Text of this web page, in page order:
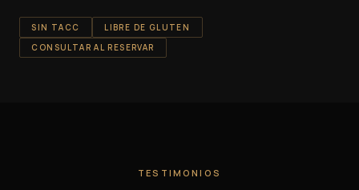
SIN TACC
LIBRE DE GLUTEN
CONSULTAR AL RESERVAR
TESTIMONIOS